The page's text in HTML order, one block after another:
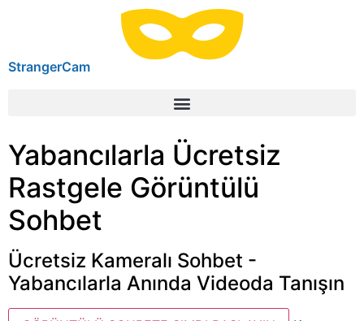
StrangerCam
Yabancılarla Ücretsiz
Rastgele Görüntülü
Sohbet
Ücretsiz Kameralı Sohbet -
Yabancılarla Anında Videoda Tanışın